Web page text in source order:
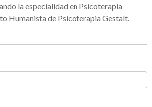
la especialidad en Psicoterapia
Humanista de Psicoterapia Gestalt.